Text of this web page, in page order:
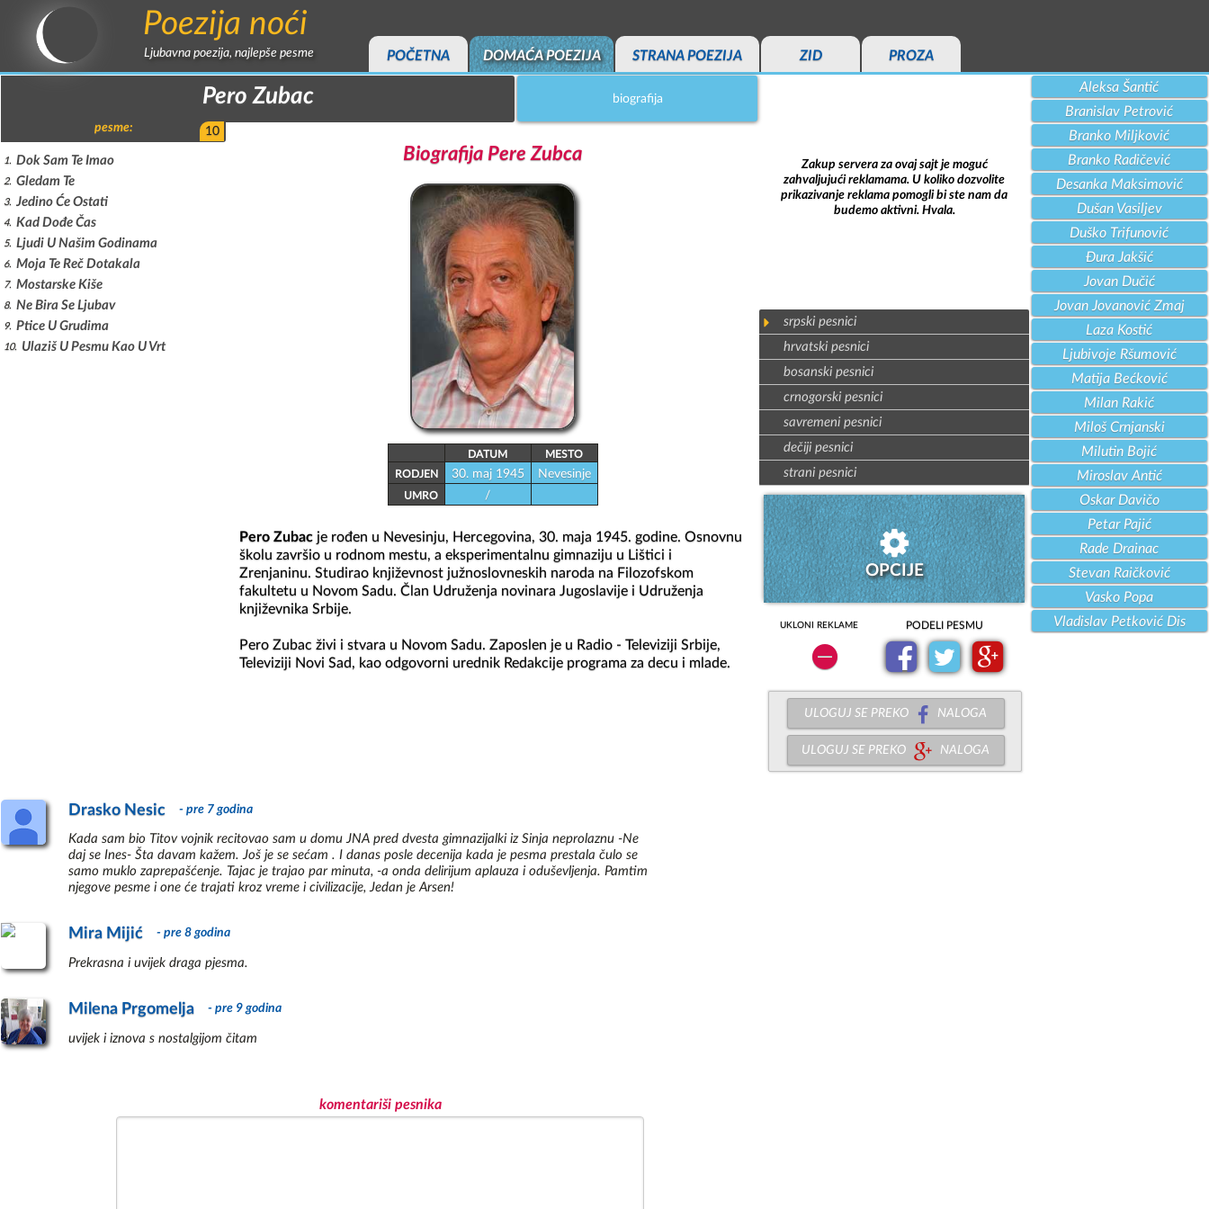
Poezija noći
POČETNA DOMAĆA POEZIJA STRANA POEZIJA ZID PROZA
Pero Zubac biografija
Biografija Pere Zubca
DATUM
MESTO
RODJEN
30. maj 1945 Nevesinje
UMRO /
Pero Zubac je rođen u Nevesinju, Hercegovina, 30. maja 1945. godine. Osnovnu
školu završio u rodnom mestu, a eksperimentalnu gimnaziju u Lištici i
Zrenjaninu. Studirao književnost južnoslovneskih naroda na Filozofskom
fakultetu u Novom Sadu. Član Udruženja novinara Jugoslavije i Udruženja
književnika Srbije.
Pero Zubac živi i stvara u Novom Sadu. Zaposlen je u Radio - Televiziji Srbije,
Televiziji Novi Sad, kao odgovorni urednik Redakcije programa za decu i mlade.
pesme: 10
1 Dok Sam Te Imao
2 Gledam Te
3 Jedino Će Ostati
4 Kad Dođe Čas
5 Ljudi U Našim Godinama
6 Moja Te Reč Dotakala
7 Mostarske Kiše
8 Ne Bira Se Ljubav
9 Ptice U Grudima
10 Ulaziš U Pesmu Kao U Vrt
Ljubavna poezija, najlepše pesme
Zakup servera za ovaj sajt je moguć
zahvaljujući reklamama. U koliko dozvolite
prikazivanje reklama pomogli bi ste nam da
budemo aktivni. Hvala.
srpski pesnici
hrvatski pesnici
bosanski pesnici
crnogorski pesnici
savremeni pesnici
dečiji pesnici
strani pesnici
OPCIJE
UKLONI REKLAME PODELI PESMU
ULOGUJ SE PREKO NALOGA
ULOGUJ SE PREKO NALOGA
Aleksa Šantić
Branislav Petrović
Branko Miljković
Branko Radičević
Desanka Maksimović
Dušan Vasiljev
Duško Trifunović
Đura Jakšić
Jovan Dučić
Jovan Jovanović Zmaj
Laza Kostić
Ljubivoje Ršumović
Matija Bećković
Milan Rakić
Miloš Crnjanski
Milutin Bojić
Miroslav Antić
Oskar Davičo
Petar Pajić
Rade Drainac
Stevan Raičković
Vasko Popa
Vladislav Petković Dis
Drasko Nesic - pre 7 godina
Kada sam bio Titov vojnik recitovao sam u domu JNA pred dvesta gimnazijalki iz Sinja neprolaznu -Ne
daj se Ines- Šta davam kažem. Još je se sećam . I danas posle decenija kada je pesma prestala čulo se
samo muklo zaprepašćenje. Tajac je trajao par minuta, -a onda delirijum aplauza i oduševljenja. Pamtim
njegove pesme i one će trajati kroz vreme i civilizacije, Jedan je Arsen!
Mira Mijić - pre 8 godina
Prekrasna i uvijek draga pjesma.
Milena Prgomelja - pre 9 godina
uvijek i iznova s nostalgijom čitam
komentariši pesnika